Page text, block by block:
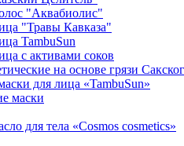
"Аквабиолис"
"Травы Кавказа"
TambuSun
с активами соков
на основе грязи
для лица «TambuSun»
маски
для тела «Cosmos cosmetics»